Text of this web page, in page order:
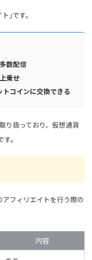
｣です。
数配信
乗せ
コインに交換できる
り扱っており、仮想通貨
。
フィリエイトを行う際の
内容